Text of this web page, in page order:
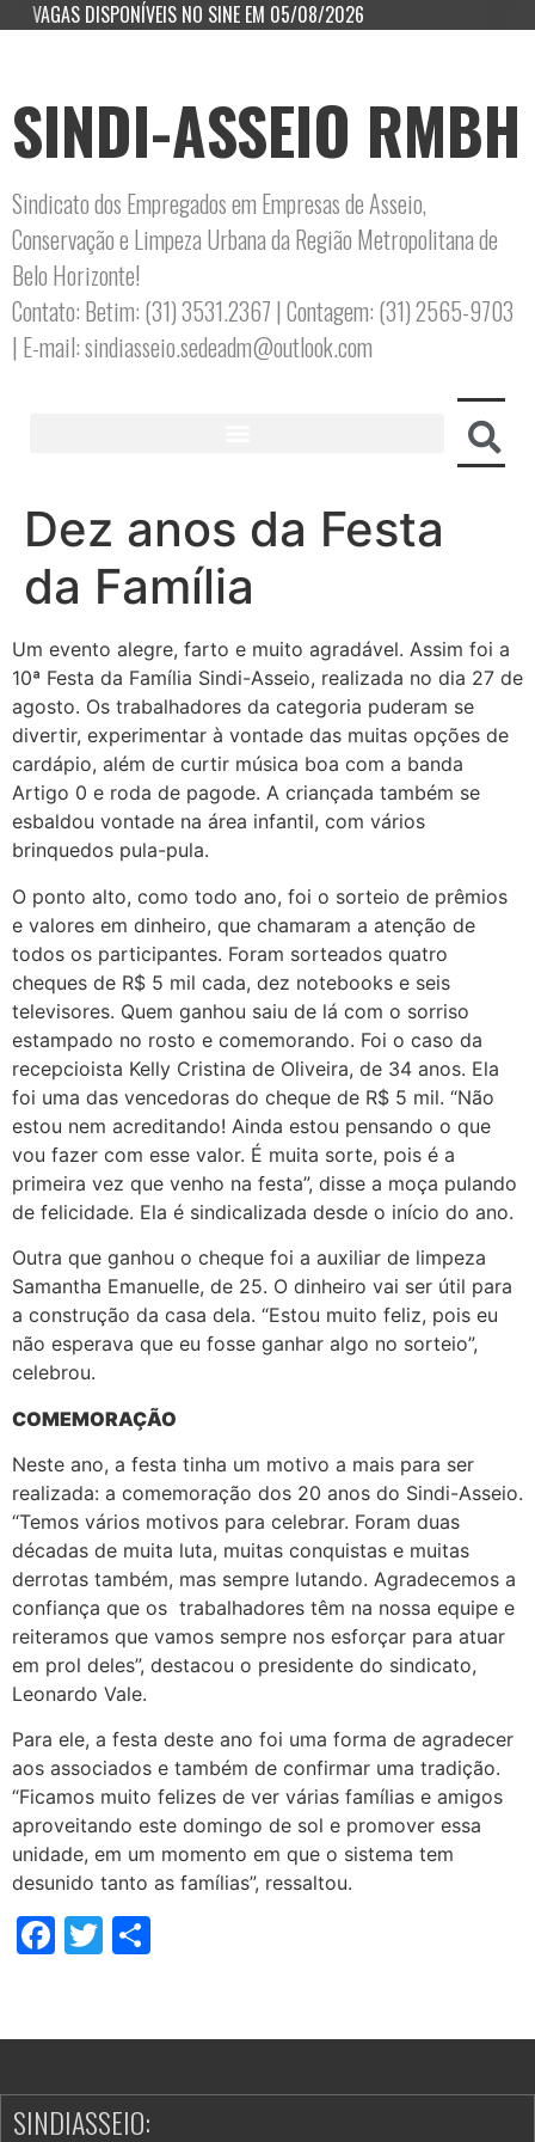
VAGAS DISPONÍVEIS NO SINE EM 05/08/2026
SINDI-ASSEIO RMBH
Sindicato dos Empregados em Empresas de Asseio,
Conservação e Limpeza Urbana da Região Metropolitana de
Belo Horizonte!
Contato: Betim: (31) 3531.2367 | Contagem: (31) 2565-9703
| E-mail: sindiasseio.sedeadm@outlook.com
Dez anos da Festa
da Família
Um evento alegre, farto e muito agradável. Assim foi a
10ª Festa da Família Sindi-Asseio, realizada no dia 27 de
agosto. Os trabalhadores da categoria puderam se
divertir, experimentar à vontade das muitas opções de
cardápio, além de curtir música boa com a banda
Artigo 0 e roda de pagode. A criançada também se
esbaldou vontade na área infantil, com vários
brinquedos pula-pula.
O ponto alto, como todo ano, foi o sorteio de prêmios
e valores em dinheiro, que chamaram a atenção de
todos os participantes. Foram sorteados quatro
cheques de R$ 5 mil cada, dez notebooks e seis
televisores. Quem ganhou saiu de lá com o sorriso
estampado no rosto e comemorando. Foi o caso da
recepcioista Kelly Cristina de Oliveira, de 34 anos. Ela
foi uma das vencedoras do cheque de R$ 5 mil. “Não
estou nem acreditando! Ainda estou pensando o que
vou fazer com esse valor. É muita sorte, pois é a
primeira vez que venho na festa”, disse a moça pulando
de felicidade. Ela é sindicalizada desde o início do ano.
Outra que ganhou o cheque foi a auxiliar de limpeza
Samantha Emanuelle, de 25. O dinheiro vai ser útil para
a construção da casa dela. “Estou muito feliz, pois eu
não esperava que eu fosse ganhar algo no sorteio”,
celebrou.
COMEMORAÇÃO
Neste ano, a festa tinha um motivo a mais para ser
realizada: a comemoração dos 20 anos do Sindi-Asseio.
“Temos vários motivos para celebrar. Foram duas
décadas de muita luta, muitas conquistas e muitas
derrotas também, mas sempre lutando. Agradecemos a
confiança que os trabalhadores têm na nossa equipe e
reiteramos que vamos sempre nos esforçar para atuar
em prol deles”, destacou o presidente do sindicato,
Leonardo Vale.
Para ele, a festa deste ano foi uma forma de agradecer
aos associados e também de confirmar uma tradição.
“Ficamos muito felizes de ver várias famílias e amigos
aproveitando este domingo de sol e promover essa
unidade, em um momento em que o sistema tem
desunido tanto as famílias”, ressaltou.
Facebook
Twitter
SINDIASSEIO: